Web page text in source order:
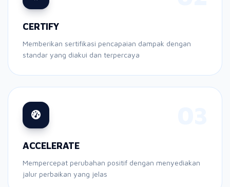
CERTIFY
Memberikan sertifikasi pencapaian dampak dengan
standar yang diakui dan terpercaya
ACCELERATE
Mempercepat perubahan positif dengan menyediakan
jalur perbaikan yang jelas